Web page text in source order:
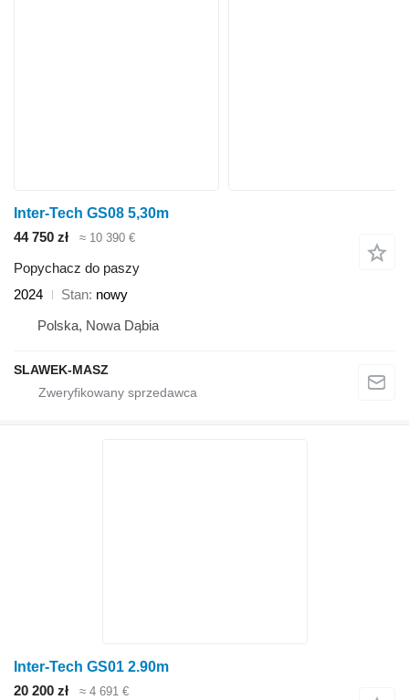
Inter-Tech GS08 5,30m
44 750 zł
≈ 10 390 €
Popychacz do paszy
2024
Stan nowy
Polska, Nowa Dąbia
SLAWEK-MASZ
Inter-Tech GS01 2.90m
20 200 zł
≈ 4 691 €